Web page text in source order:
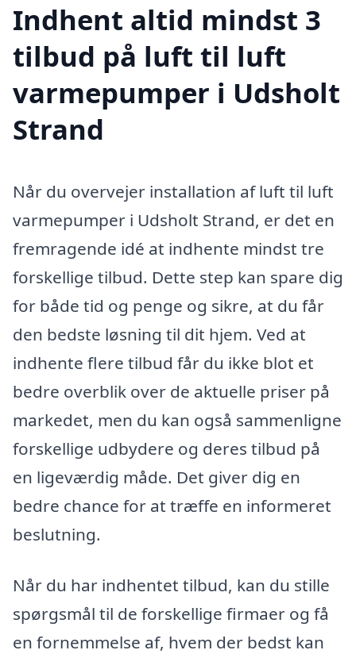
Indhent altid mindst 3
tilbud på luft til luft
varmepumper i Udsholt
Strand
Når du overvejer installation af luft til luft
varmepumper i Udsholt Strand, er det en
fremragende idé at indhente mindst tre
forskellige tilbud. Dette step kan spare dig
for både tid og penge og sikre, at du får
den bedste løsning til dit hjem. Ved at
indhente flere tilbud får du ikke blot et
bedre overblik over de aktuelle priser på
markedet, men du kan også sammenligne
forskellige udbydere og deres tilbud på
en ligeværdig måde. Det giver dig en
bedre chance for at træffe en informeret
beslutning.
Når du har indhentet tilbud, kan du stille
spørgsmål til de forskellige firmaer og få
en fornemmelse af, hvem der bedst kan